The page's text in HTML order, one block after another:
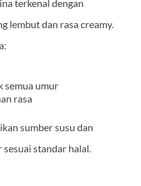
terkenal dengan
lembut dan rasa creamy.
semua umur
rasa
sumber susu dan
standar halal.